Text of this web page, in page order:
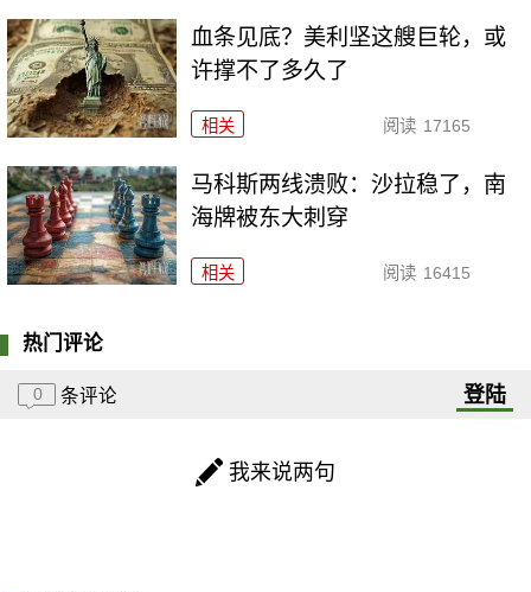
血条见底？美利坚这艘巨轮，或
许撑不了多久了
相关 阅读 17165
马科斯两线溃败：沙拉稳了，南
海牌被东大刺穿
相关 阅读 16415
热门评论
0 条评论 登陆
我来说两句